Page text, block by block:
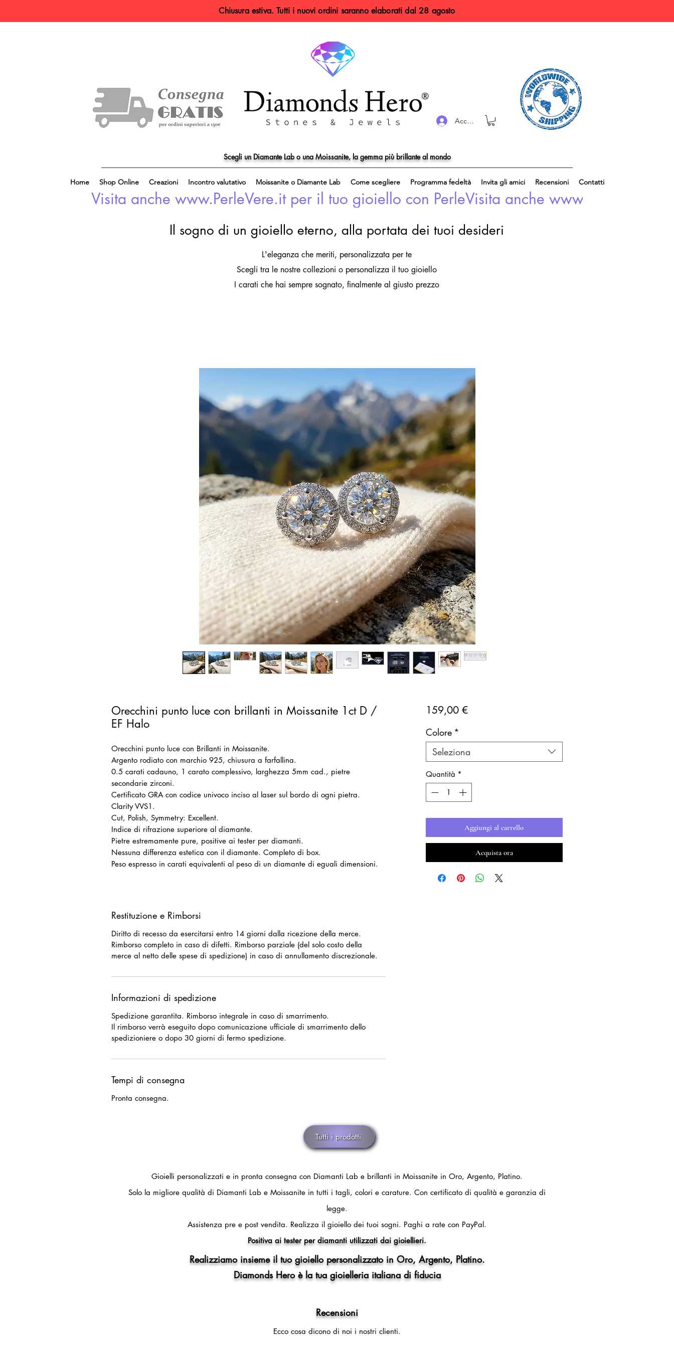
Chiusura estiva. Tutti i nuovi ordini saranno elaborati dal 28 agosto
Accedi
Scegli un Diamante Lab o una Moissanite, la gemma più brillante al mondo
Home Shop Online Creazioni Incontro valutativo Moissanite o Diamante Lab Come scegliere Programma fedeltà Invita gli amici Recensioni Contatti
Visita anche www.PerleVere.it per il tuo gioiello con Perle
Il sogno di un gioiello eterno, alla portata dei tuoi desideri
L'eleganza che meriti, personalizzata per te
Scegli tra le nostre collezioni o personalizza il tuo gioiello
I carati che hai sempre sognato, finalmente al giusto prezzo
Orecchini punto luce con brillanti in Moissanite 1ct D /
EF Halo
Orecchini punto luce con Brillanti in Moissanite.
Argento rodiato con marchio 925, chiusura a farfallina.
0.5 carati cadauno, 1 carato complessivo, larghezza 5mm cad., pietre
secondarie zirconi.
Certificato GRA con codice univoco inciso al laser sul bordo di ogni pietra.
Clarity VVS1.
Cut, Polish, Symmetry: Excellent.
Indice di rifrazione superiore al diamante.
Pietre estremamente pure, positive ai tester per diamanti.
Nessuna differenza estetica con il diamante. Completo di box.
Peso espresso in carati equivalenti al peso di un diamante di eguali dimensioni.
Restituzione e Rimborsi
Diritto di recesso da esercitarsi entro 14 giorni dalla ricezione della merce.
Rimborso completo in caso di difetti. Rimborso parziale (del solo costo della
merce al netto delle spese di spedizione) in caso di annullamento discrezionale.
Informazioni di spedizione
Spedizione garantita. Rimborso integrale in caso di smarrimento.
Il rimborso verrà eseguito dopo comunicazione ufficiale di smarrimento dello
spedizioniere o dopo 30 giorni di fermo spedizione.
Tempi di consegna
Pronta consegna.
159,00 €Prezzo
Colore *
Seleziona
Quantità *
Aggiungi al carrello
Acquista ora
Tutti i prodotti
Gioielli personalizzati e in pronta consegna con Diamanti Lab e brillanti in Moissanite in Oro, Argento, Platino.
Solo la migliore qualità di Diamanti Lab e Moissanite in tutti i tagli, colori e carature. Con certificato di qualità e garanzia di
legge.
Assistenza pre e post vendita. Realizza il gioiello dei tuoi sogni. Paghi a rate con PayPal.
Positiva ai tester per diamanti utilizzati dai gioiellieri.
Realizziamo insieme il tuo gioiello personalizzato in Oro, Argento, Platino.
Diamonds Hero è la tua gioielleria italiana di fiducia
Recensioni
Ecco cosa dicono di noi i nostri clienti.